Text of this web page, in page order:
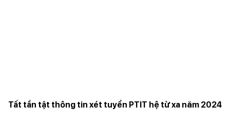
Tất tần tật thông tin xét tuyển PTIT hệ từ xa năm 2024